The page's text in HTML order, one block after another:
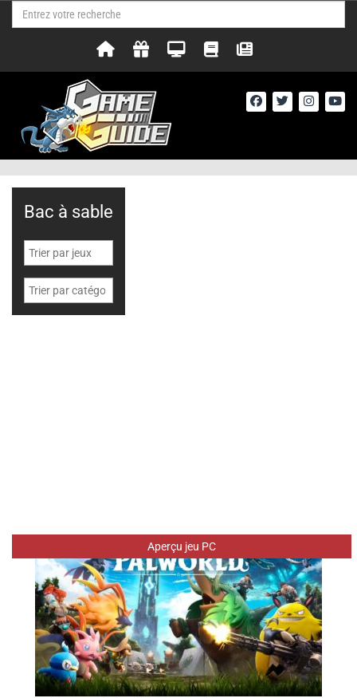
Aperçu jeu PC
Bac à sable